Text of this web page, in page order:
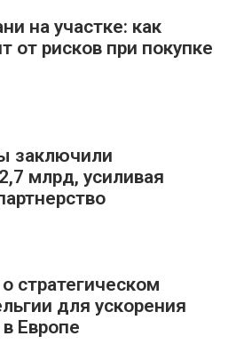
на участке: как
от рисков при покупке
заключили
млрд, усиливая
стратегическом
для ускорения
Европе